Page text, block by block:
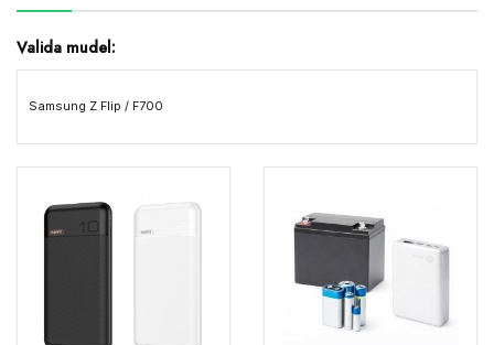
Valida mudel:
Samsung Z Flip / F700